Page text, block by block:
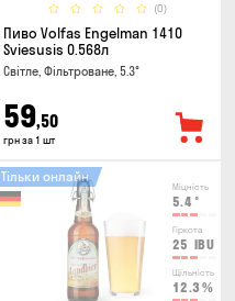
(0)
Пиво Volfas Engelman 1410
Sviesusis 0.568л
Світле, Фільтроване, 5.3°
59,50
грн за 1 шт
Міцність
5.4 °
Гіркота
25 IBU
Щільність
12.3 %
Тільки онлайн